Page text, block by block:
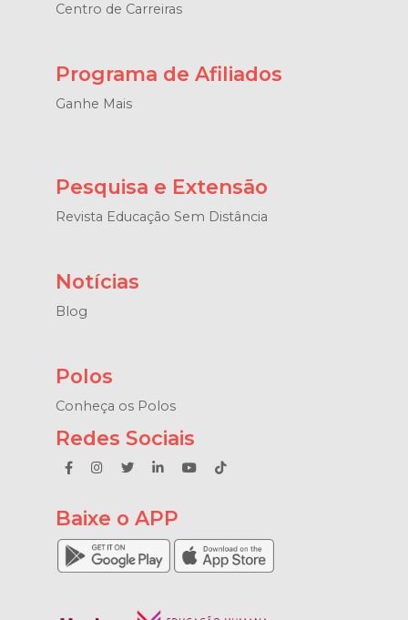
Centro de Carreiras
Programa de Afiliados
Ganhe Mais
Pesquisa e Extensão
Revista Educação Sem Distância
Notícias
Blog
Polos
Conheça os Polos
Redes Sociais
Baixe o APP